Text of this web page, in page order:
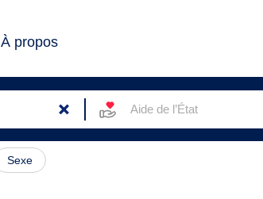
À propos
Aide de l’État
Sexe